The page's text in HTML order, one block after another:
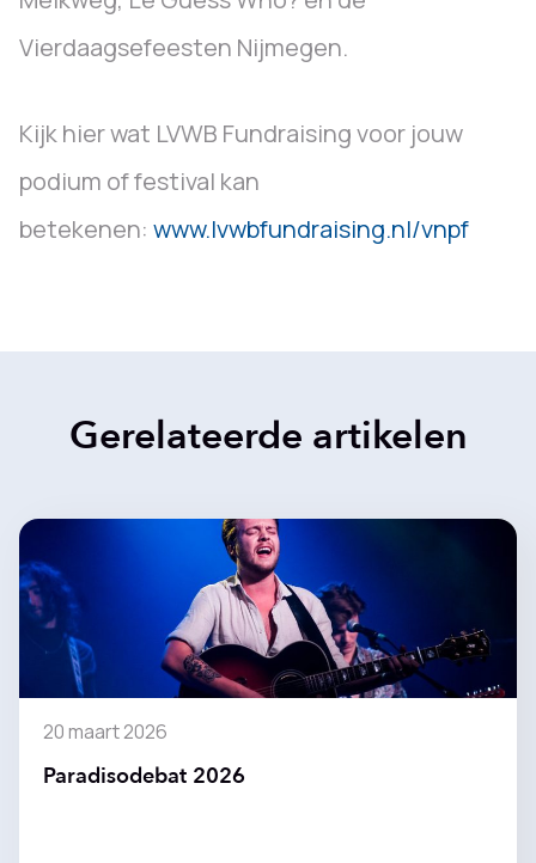
Vierdaagsefeesten Nijmegen.
Kijk hier wat LVWB Fundraising voor jouw
podium of festival kan
betekenen: www.lvwbfundraising.nl/vnpf
Gerelateerde artikelen
20 maart 2026
Paradisodebat 2026